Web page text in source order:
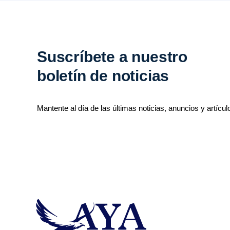
Suscríbete a nuestro
boletín de noticias
Mantente al día de las últimas noticias, anuncios y